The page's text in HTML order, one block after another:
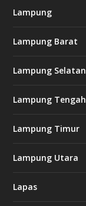
Lampung
Lampung Barat
Lampung Selatan
Lampung Tengah
Lampung Timur
Lampung Utara
Lapas